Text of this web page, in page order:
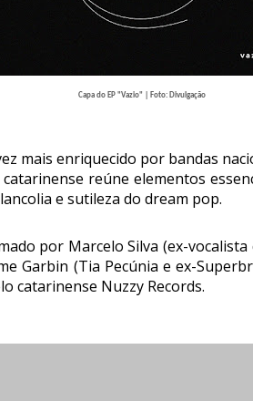
Capa do EP "Vazio" | Foto: Divulgação
mais enriquecido por bandas
reúne elementos
e sutileza do dream pop.
por Marcelo Silva (ex-
Garbin (Tia Pecúnia e ex-
catarinense Nuzzy Records.